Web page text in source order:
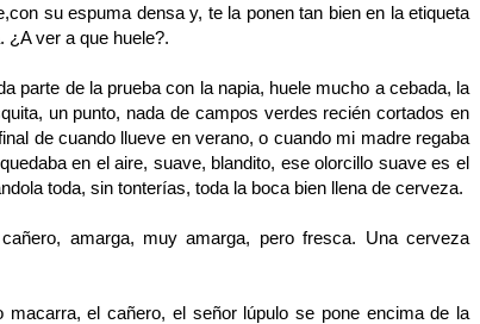
su espuma densa y, te la ponen tan bien en la etiqueta
¿A ver a que huele?.
parte de la prueba con la napia, huele mucho a cebada, la
un punto, nada de campos verdes recién cortados en
de cuando llueve en verano, o cuando mi madre regaba
en el aire, suave, blandito, ese olorcillo suave es el
toda, sin tonterías, toda la boca bien llena de cerveza.
amarga, muy amarga, pero fresca. Una cerveza
el cañero, el señor lúpulo se pone encima de la